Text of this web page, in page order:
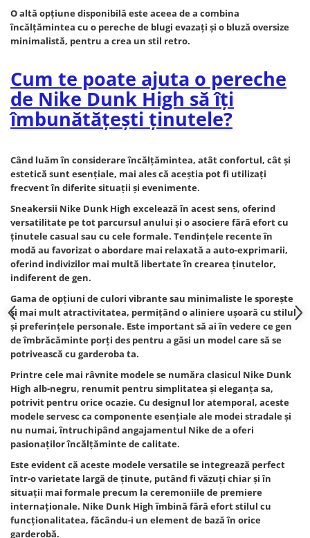
O altă opţiune disponibilă este aceea de a combina
încălţămintea cu o pereche de blugi evazaţi şi o bluză oversize
minimalistă, pentru a crea un stil retro.
Cum te poate ajuta o pereche
de Nike Dunk High să îţi
îmbunătăţeşti ţinutele?
Când luăm în considerare încălţămintea, atât confortul, cât şi
estetică sunt esenţiale, mai ales că aceştia pot fi utilizaţi
frecvent în diferite situaţii şi evenimente.
Sneakersii Nike Dunk High excelează în acest sens, oferind
versatilitate pe tot parcursul anului şi o asociere fără efort cu
ţinutele casual sau cu cele formale. Tendinţele recente în
modă au favorizat o abordare mai relaxată a auto-exprimarii,
oferind indivizilor mai multă libertate în crearea ţinutelor,
indiferent de gen.
Gama de opţiuni de culori vibrante sau minimaliste le sporeşte
şi mai mult atractivitatea, permiţând o aliniere uşoară cu stilul
şi preferinţele personale. Este important să ai în vedere ce gen
de îmbrăcăminte porţi des pentru a găsi un model care să se
potrivească cu garderoba ta.
Printre cele mai râvnite modele se număra clasicul Nike Dunk
High alb-negru, renumit pentru simplitatea şi eleganţa sa,
potrivit pentru orice ocazie. Cu designul lor atemporal, aceste
modele servesc ca componente esenţiale ale modei stradale şi
nu numai, întruchipând angajamentul Nike de a oferi
pasionaţilor încălţăminte de calitate.
Este evident că aceste modele versatile se integrează perfect
într-o varietate largă de ţinute, putând fi văzuţi chiar şi în
situaţii mai formale precum la ceremoniile de premiere
internaţionale. Nike Dunk High îmbină fără efort stilul cu
funcţionalitatea, făcându-i un element de bază în orice
garderobă.